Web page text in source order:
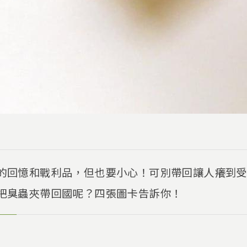
憶和戰利品，但也要小心！可別帶回讓人癢到受
蟲夾帶回國呢？四張圖卡告訴你！